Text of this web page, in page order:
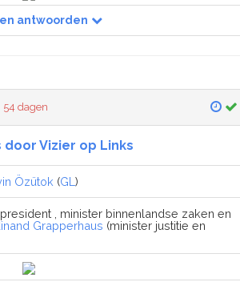
antwoorden
54 dagen
Vizier op Links
Özütok (GL )
, minister binnenlandse zaken en
Grapperhaus (minister justitie en